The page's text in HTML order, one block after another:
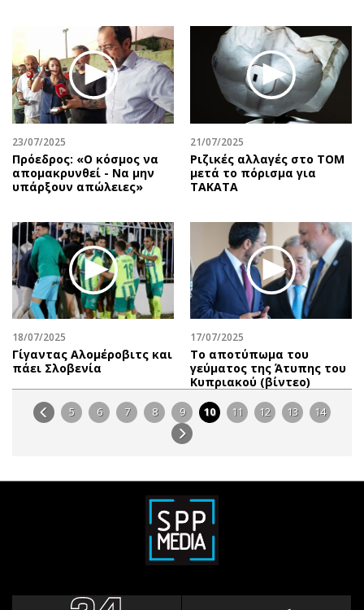
23/07/2025
Πρόεδρος: «Ο κόσμος να
απομακρυνθεί - Να μην
υπάρξουν απώλειες»
21/07/2025
Ριζικές αλλαγές στο ΤΟΜ
μετά το πόρισμα για
TAKATA
18/07/2025
Γίγαντας Αλομέροβιτς και
πάει Σλοβενία
17/07/2025
Το αποτύπωμα του
γεύματος της Άτυπης του
Κυπριακού (βίντεο)
5 6 7 8 9 10 11 12 13 14